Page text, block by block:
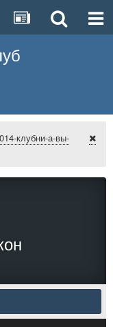
клубни-а-вы-